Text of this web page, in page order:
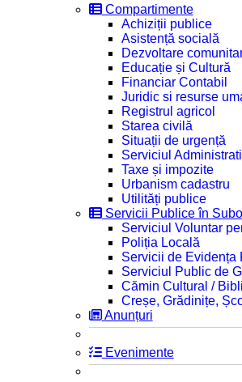
Compartimente
Achiziții publice
Asistență socială
Dezvoltare
Educație și Cultură
Financiar Contabil
Juridic si resurse
Registrul agricol
Starea civilă
Situații de urgență
Serviciul
Taxe și impozite
Urbanism cadastru
Utilități publice
Servicii Publice în
Serviciul Voluntar
Poliția Locală
Servicii de Evidența
Serviciul Public de
Cămin Cultural /
Creșe, Grădinițe,
Anunțuri
Evenimente